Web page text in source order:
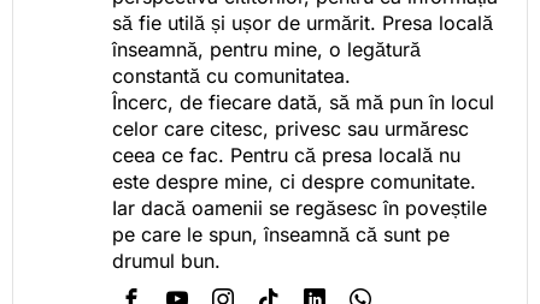
să fie utilă și ușor de urmărit. Presa locală
înseamnă, pentru mine, o legătură
constantă cu comunitatea.
Încerc, de fiecare dată, să mă pun în locul
celor care citesc, privesc sau urmăresc
ceea ce fac. Pentru că presa locală nu
este despre mine, ci despre comunitate.
Iar dacă oamenii se regăsesc în poveștile
pe care le spun, înseamnă că sunt pe
drumul bun.